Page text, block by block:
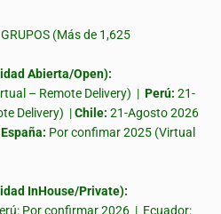
(Más de 1,625
Abierta/Open):
– Remote Delivery) | Perú: 21-
Delivery) |Chile: 21-Agosto 2026
España: Por confimar 2025 (Virtual
InHouse/Private):
Por confirmar 2026 | Ecuador: